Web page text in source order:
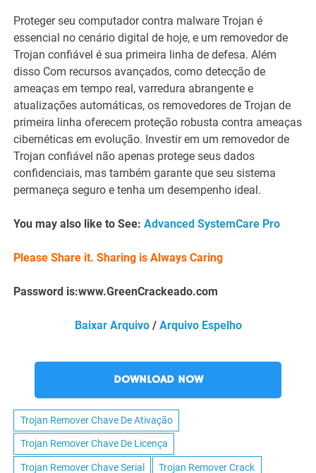
Proteger seu computador contra malware Trojan é
essencial no cenário digital de hoje, e um removedor de
Trojan confiável é sua primeira linha de defesa. Além
disso Com recursos avançados, como detecção de
ameaças em tempo real, varredura abrangente e
atualizações automáticas, os removedores de Trojan de
primeira linha oferecem proteção robusta contra ameaças
cibernéticas em evolução. Investir em um removedor de
Trojan confiável não apenas protege seus dados
confidenciais, mas também garante que seu sistema
permaneça seguro e tenha um desempenho ideal.
You may also like to See:Advanced SystemCare Pro
Please Share it. Sharing is Always Caring
Password is:www.GreenCrackeado.com
Baixar Arquivo/ Arquivo Espelho
DOWNLOAD NOW
Trojan Remover Chave De Ativação
Trojan Remover Chave De Licença
Trojan Remover Chave Serial Trojan Remover Crack